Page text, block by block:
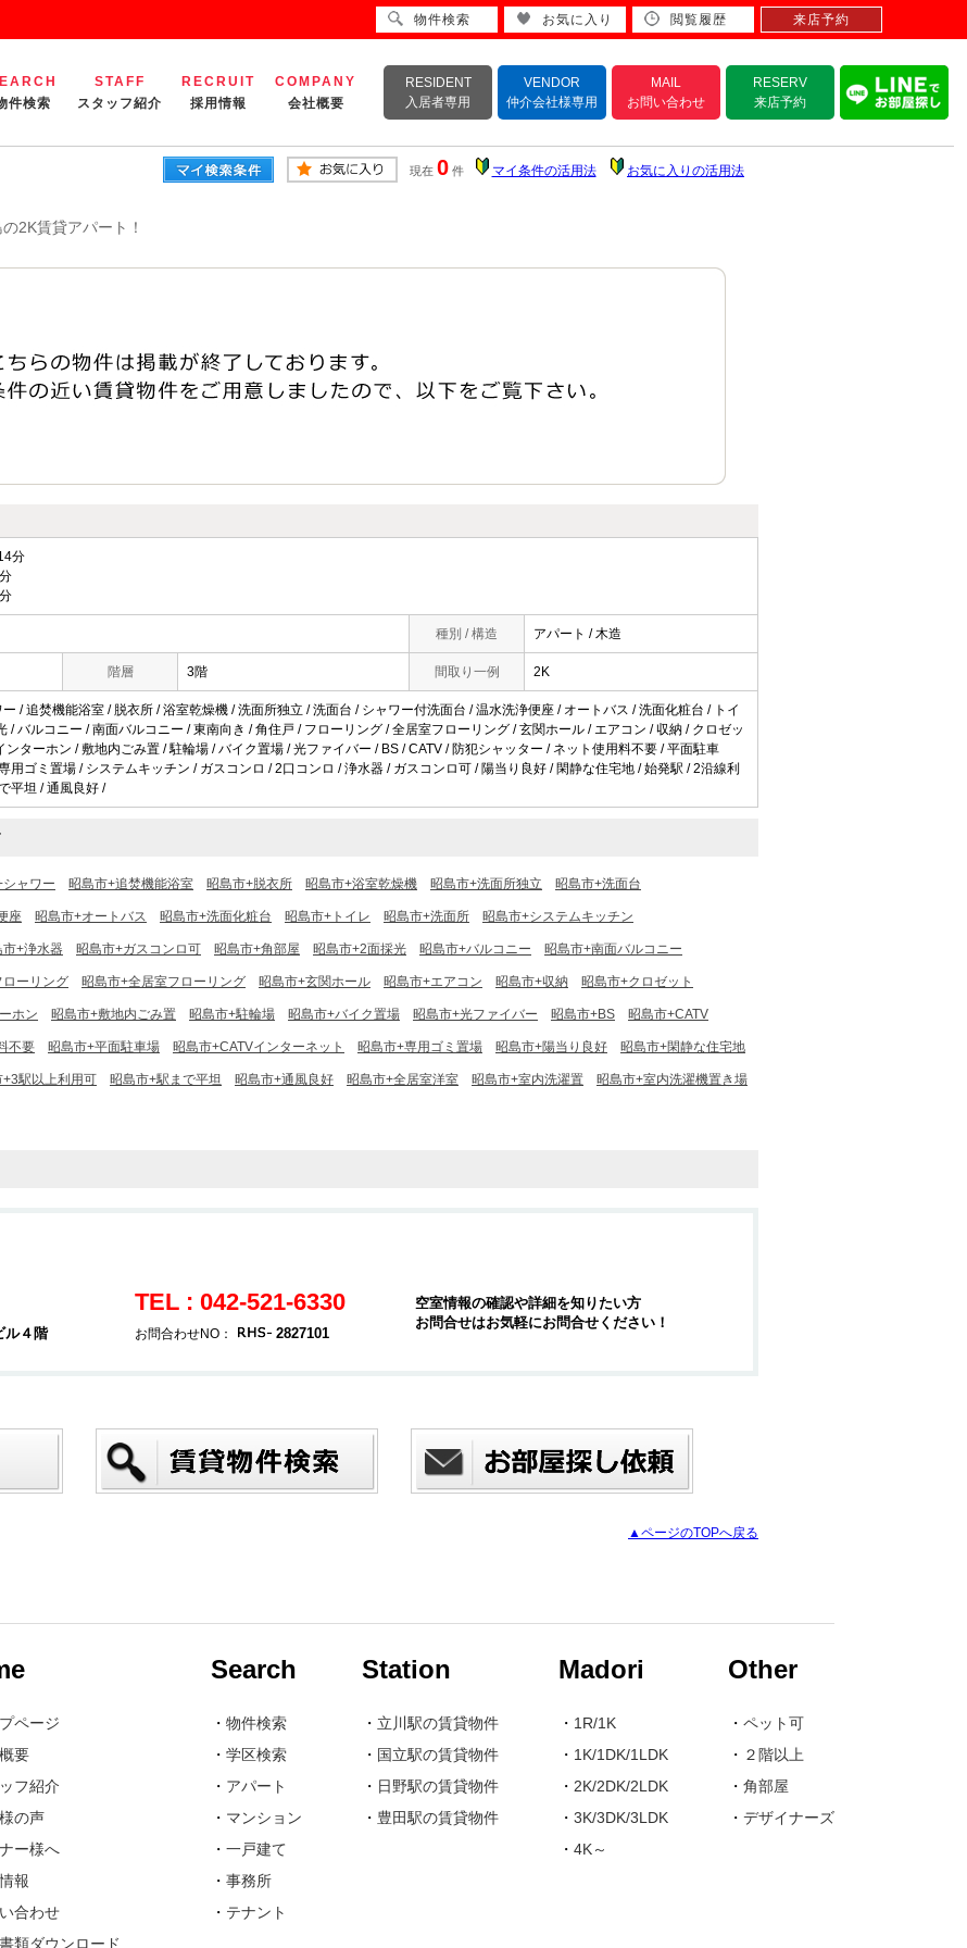
件検索
STAFF
スタッフ紹介
RECRUIT
採用情報
COMPANY
会社概要
RESIDENT
入居者専用
VENDOR
仲介会社様専用
MAIL
お問い合わせ
RESERV
来店予約
現在 0 件 マイ条件の活用法 お気に入りの活用法
2K賃貸アパート！
分
種別 / 構造 アパート / 木造
階層 3階 間取り一例 2K
/ 追焚機能浴室 / 脱衣所 / 浴室乾燥機 / 洗面所独立 / 洗面台 / シャワー付洗面台 / 温水洗浄便座 / オートバス / 洗面化粧台 / トイ
/ バルコニー / 南面バルコニー / 東南向き / 角住戸 / フローリング / 全居室フローリング / 玄関ホール / エアコン / 収納 / クロゼッ
ンターホン / 敷地内ごみ置 / 駐輪場 / バイク置場 / 光ファイバー / BS / CATV / 防犯シャッター / ネット使用料不要 / 平面駐車
用ゴミ置場 / システムキッチン / ガスコンロ / 2口コンロ / 浄水器 / ガスコンロ可 / 陽当り良好 / 閑静な住宅地 / 始発駅 / 2沿線利
平坦 / 通風良好 /
シャワー 昭島市+追焚機能浴室 昭島市+脱衣所 昭島市+浴室乾燥機 昭島市+洗面所独立 昭島市+洗面台
座 昭島市+オートバス 昭島市+洗面化粧台 昭島市+トイレ 昭島市+洗面所 昭島市+システムキッチン
市+浄水器 昭島市+ガスコンロ可 昭島市+角部屋 昭島市+2面採光 昭島市+バルコニー 昭島市+南面バルコニー
ローリング 昭島市+全居室フローリング 昭島市+玄関ホール 昭島市+エアコン 昭島市+収納 昭島市+クロゼット
ホン 昭島市+敷地内ごみ置 昭島市+駐輪場 昭島市+バイク置場 昭島市+光ファイバー 昭島市+BS 昭島市+CATV
不要 昭島市+平面駐車場 昭島市+CATVインターネット 昭島市+専用ゴミ置場 昭島市+陽当り良好 昭島市+閑静な住宅地
+3駅以上利用可 昭島市+駅まで平坦 昭島市+通風良好 昭島市+全居室洋室 昭島市+室内洗濯置 昭島市+室内洗濯機置き場
ル４階
TEL : 042-521-6330
お問合わせNO： 2827101
空室情報の確認や詳細を知りたい方
お問合せはお気軽にお問合せください！
▲ページのTOPへ戻る
ページ
要
フ紹介
の声
ー様へ
報
合わせ
類ダウンロード
Search
・ 物件検索
・ 学区検索
・ アパート
・ マンション
・ 一戸建て
・ 事務所
・ テナント
Station
・ 立川駅の賃貸物件
・ 国立駅の賃貸物件
・ 日野駅の賃貸物件
・ 豊田駅の賃貸物件
Madori
・ 1R/1K
・ 1K/1DK/1LDK
・ 2K/2DK/2LDK
・ 3K/3DK/3LDK
・ 4K～
Other
・ ペット可
・ ２階以上
・ 角部屋
・ デザイナーズ
物件検索 お気に入り 閲覧履歴 来店予約